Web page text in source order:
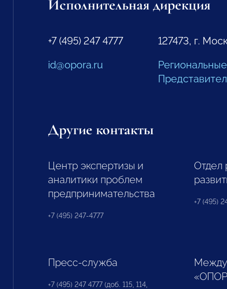
Исполнительная дирекция
+7 (495) 247 4777
id@opora.ru
127473, г.
Другие контакты
Центр экспертизы и
аналитики проблем
предпринимательства
+7 (495) 247-4777
Отдел
+7 (495)
Пресс-служба
+7 (495) 247 4777 (доб. 115, 114,